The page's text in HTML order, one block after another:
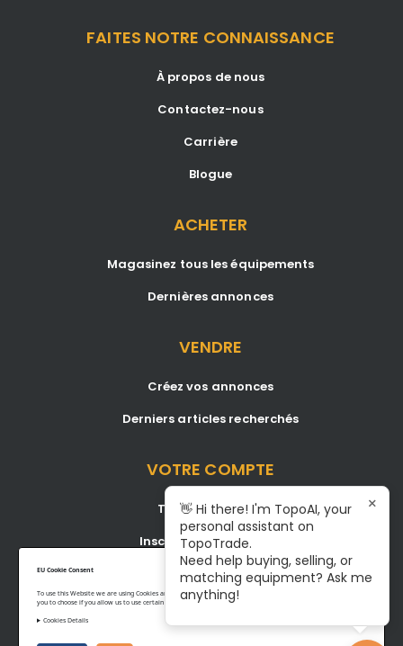
EU Cookie Consent
To use this Website we are using Cookies and collecting some Data. To be compliant with the EU GDPR we give
you to choose if you allow us to use certain Cookies and to collect some Data.
Cookies Details
FAITES NOTRE CONNAISSANCE
À propos de nous
Contactez-nous
Carrière
Blogue
ACHETER
Magasinez tous les équipements
Dernières annonces
VENDRE
Créez vos annonces
Derniers articles recherchés
VOTRE COMPTE
Tableau de bord
Inscription/Connexion
Become A Service Center
Terms of Service
👋 Hi there! I'm TopoAI, your
personal assistant on
TopoTrade.
Need help buying, selling, or
matching equipment? Ask me
anything!
×